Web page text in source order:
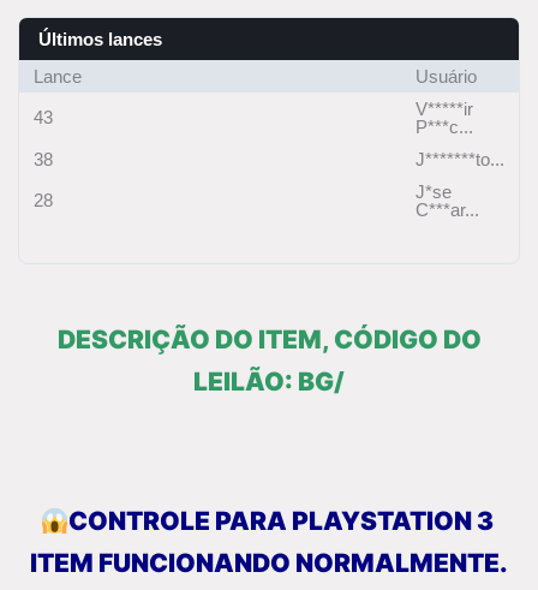
Últimos lances
Lance
Usuário
43
V*****ir
P***c...
38
J*******to...
28
J*se
C***ar...
DESCRIÇÃO DO ITEM, CÓDIGO DO
LEILÃO: BG/
CONTROLE PARA PLAYSTATION 3
ITEM FUNCIONANDO NORMALMENTE.